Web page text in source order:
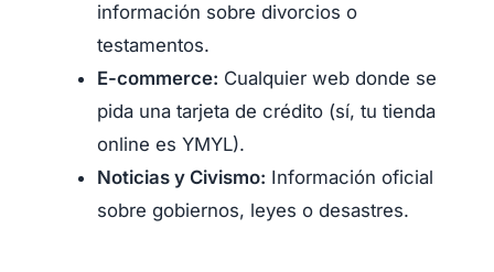
información sobre divorcios o
testamentos.
E-commerce: Cualquier web donde se
pida una tarjeta de crédito (sí, tu tienda
online es YMYL).
Noticias y Civismo: Información oficial
sobre gobiernos, leyes o desastres.